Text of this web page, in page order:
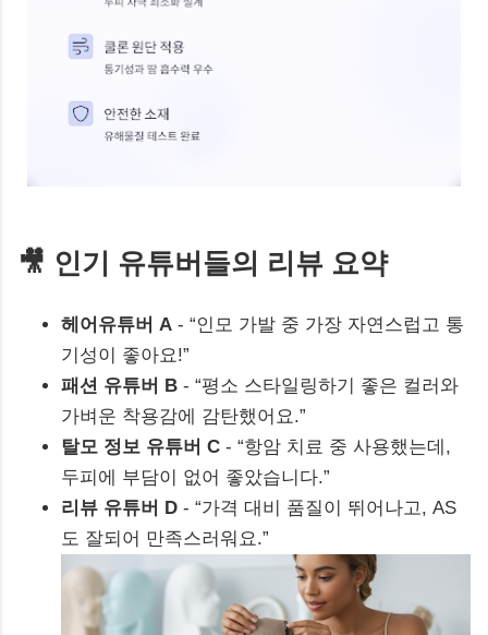
🎥 인기 유튜버들의 리뷰 요약
헤어유튜버 A - “인모 가발 중 가장 자연스럽고 통
기성이 좋아요!”
패션 유튜버 B - “평소 스타일링하기 좋은 컬러와
가벼운 착용감에 감탄했어요.”
탈모 정보 유튜버 C - “항암 치료 중 사용했는데,
두피에 부담이 없어 좋았습니다.”
리뷰 유튜버 D - “가격 대비 품질이 뛰어나고, AS
도 잘되어 만족스러워요.”